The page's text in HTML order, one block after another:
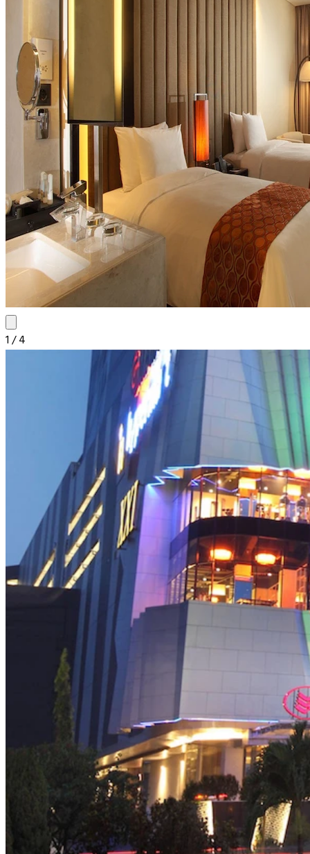
1/4